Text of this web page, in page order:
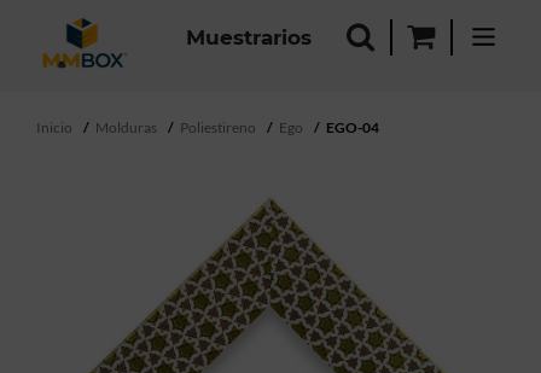
Muestrarios
Inicio Molduras Poliestireno Ego EGO-04